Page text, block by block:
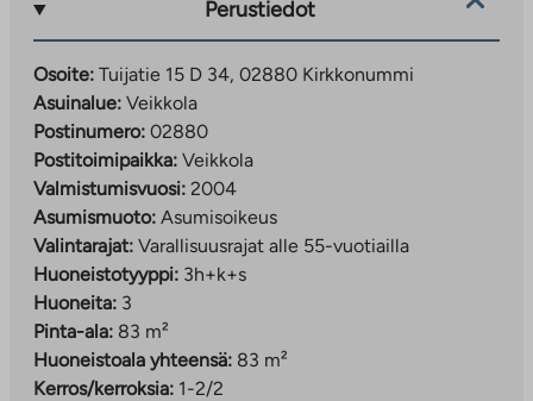
Perustiedot
Osoite: Tuijatie 15 D 34, 02880 Kirkkonummi
Asuinalue: Veikkola
Postinumero: 02880
Postitoimipaikka: Veikkola
Valmistumisvuosi: 2004
Asumismuoto: Asumisoikeus
Valintarajat: Varallisuusrajat alle 55-vuotiailla
Huoneistotyyppi: 3h+k+s
Huoneita: 3
Pinta-ala: 83 m²
Huoneistoala yhteensä: 83 m²
Kerros/kerroksia: 1-2/2